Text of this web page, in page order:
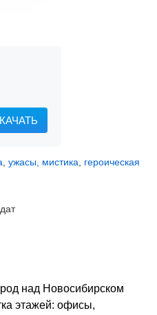
, ужасы, мистика, героическая
над Новосибирском
этажей: офисы,